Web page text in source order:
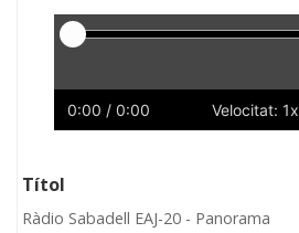
Reproductor
0:00 / 0:00 Velocitat: 1x
Títol
Ràdio Sabadell EAJ-20 - Panorama